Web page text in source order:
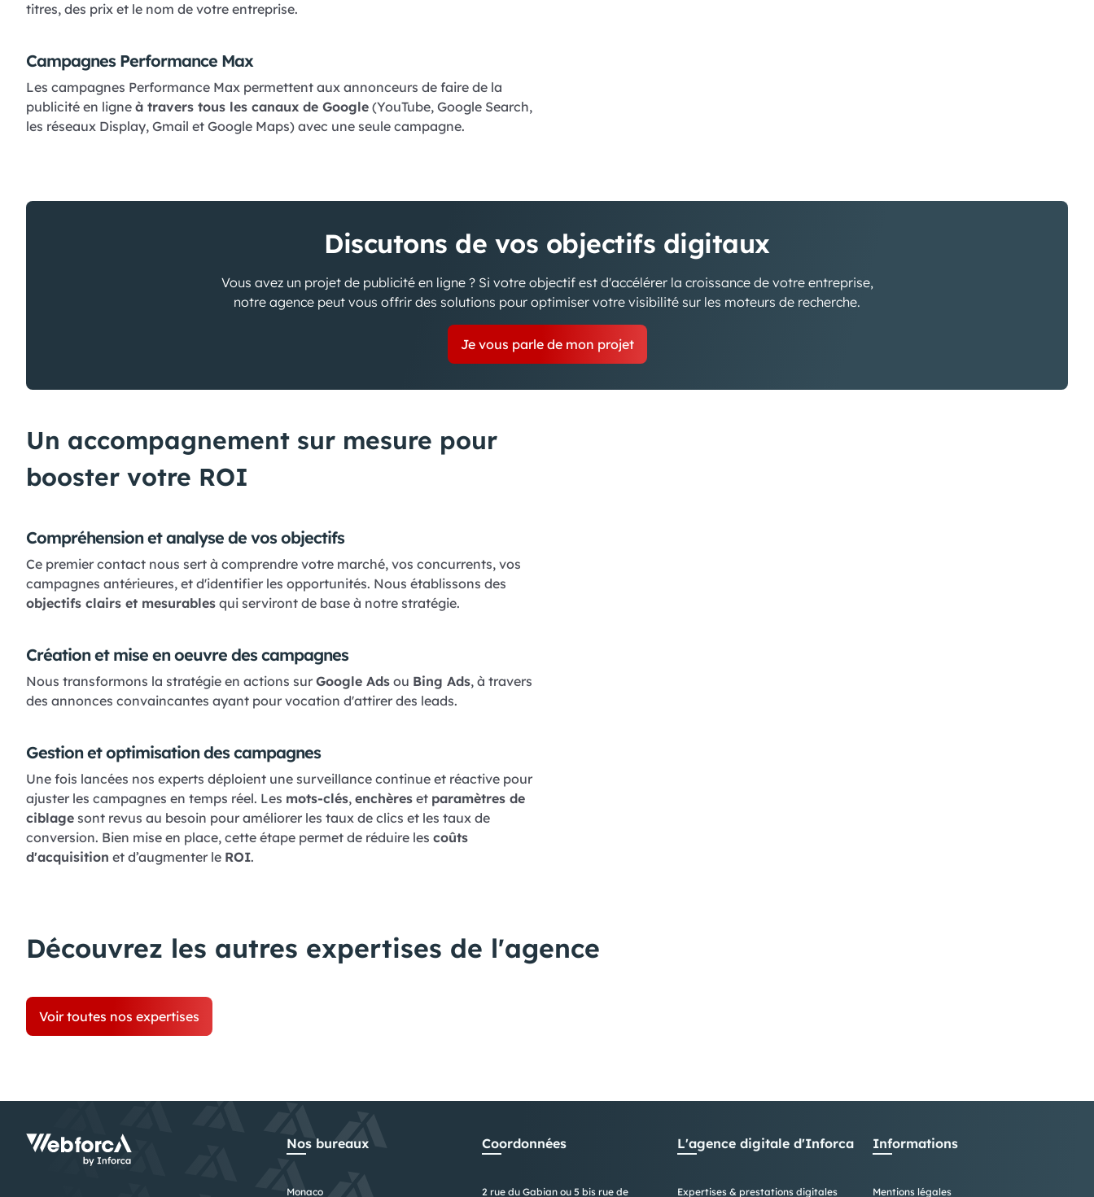
titres, des prix et le nom de votre entreprise.
Campagnes Performance Max
Les campagnes Performance Max permettent aux annonceurs de faire de la
publicité en ligne à travers tous les canaux de Google (YouTube, Google Search,
les réseaux Display, Gmail et Google Maps) avec une seule campagne.
Discutons de vos objectifs digitaux
Vous avez un projet de publicité en ligne ? Si votre objectif est d'accélérer la croissance de votre entreprise,
notre agence peut vous offrir des solutions pour optimiser votre visibilité sur les moteurs de recherche.
Je vous parle de mon projet
Un accompagnement sur mesure pour
booster votre ROI
Compréhension et analyse de vos objectifs
Ce premier contact nous sert à comprendre votre marché, vos concurrents, vos
campagnes antérieures, et d'identifier les opportunités. Nous établissons des
objectifs clairs et mesurables qui serviront de base à notre stratégie.
Création et mise en oeuvre des campagnes
Nous transformons la stratégie en actions sur Google Ads ou Bing Ads, à travers
des annonces convaincantes ayant pour vocation d'attirer des leads.
Gestion et optimisation des campagnes
Une fois lancées nos experts déploient une surveillance continue et réactive pour
ajuster les campagnes en temps réel. Les mots-clés, enchères et paramètres de
ciblage sont revus au besoin pour améliorer les taux de clics et les taux de
conversion. Bien mise en place, cette étape permet de réduire les coûts
d'acquisition et d’augmenter le ROI.
Découvrez les autres expertises de l'agence
Voir toutes nos expertises
Nos bureaux
Monaco
Coordonnées
2 rue du Gabian ou 5 bis rue de
L'agence digitale d'Inforca
Expertises & prestations digitales
Informations
Mentions légales